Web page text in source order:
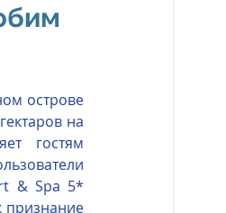
острове
на
гостям
& Spa 5*
признание